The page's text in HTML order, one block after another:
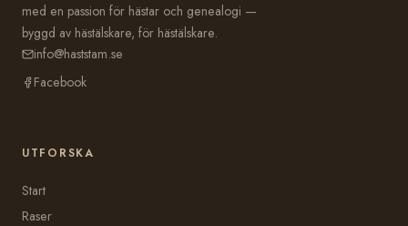
med en passion för hästar och genealogi —
byggd av hästälskare, för hästälskare.
info@haststam.se
Facebook
UTFORSKA
Start
Raser